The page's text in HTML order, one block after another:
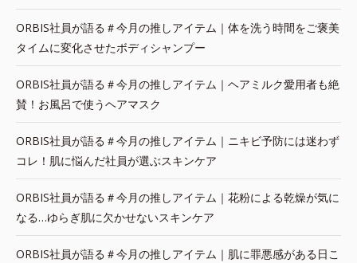
ORBIS社員が語る＃今月の推しアイテム｜体を洗う時間をご褒美
タイムに変化させたボディシャンプー
ORBIS社員が語る＃今月の推しアイテム｜ヘアミルク愛用者も絶
賛！お風呂で使うヘアマスク
ORBIS社員が語る＃今月の推しアイテム｜ニキビ予防には迷わず
コレ！肌に悩んだ社員が選ぶスキンケア
ORBIS社員が語る＃今月の推しアイテム｜花粉による乾燥が気に
なる…ゆらぎ肌に欠かせないスキンケア
ORBIS社員が語る＃今月の推しアイテム｜肌に罪悪感がある日こ